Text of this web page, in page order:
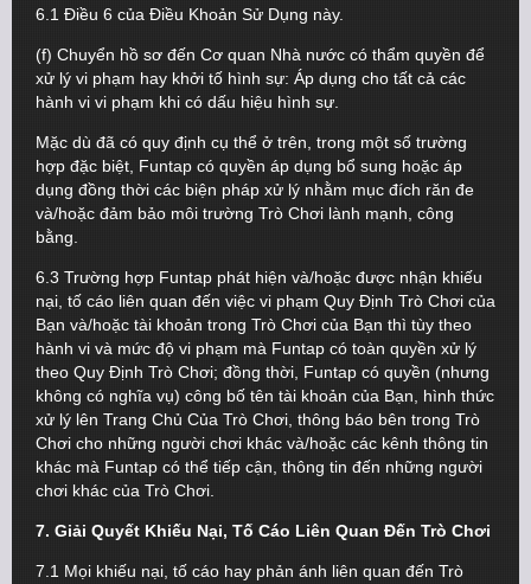
6.1 Điều 6 của Điều Khoản Sử Dụng này.
(f) Chuyển hồ sơ đến Cơ quan Nhà nước có thẩm quyền để
xử lý vi phạm hay khởi tố hình sự: Áp dụng cho tất cả các
hành vi vi phạm khi có dấu hiệu hình sự.
Mặc dù đã có quy định cụ thể ở trên, trong một số trường
hợp đặc biệt, Funtap có quyền áp dụng bổ sung hoặc áp
dụng đồng thời các biện pháp xử lý nhằm mục đích răn đe
và/hoặc đảm bảo môi trường Trò Chơi lành mạnh, công
bằng.
6.3 Trường hợp Funtap phát hiện và/hoặc được nhận khiếu
nại, tố cáo liên quan đến việc vi phạm Quy Định Trò Chơi của
Bạn và/hoặc tài khoản trong Trò Chơi của Bạn thì tùy theo
hành vi và mức độ vi phạm mà Funtap có toàn quyền xử lý
theo Quy Định Trò Chơi; đồng thời, Funtap có quyền (nhưng
không có nghĩa vụ) công bố tên tài khoản của Bạn, hình thức
xử lý lên Trang Chủ Của Trò Chơi, thông báo bên trong Trò
Chơi cho những người chơi khác và/hoặc các kênh thông tin
khác mà Funtap có thể tiếp cận, thông tin đến những người
chơi khác của Trò Chơi.
7. Giải Quyết Khiếu Nại, Tố Cáo Liên Quan Đến Trò Chơi
7.1 Mọi khiếu nại, tố cáo hay phản ánh liên quan đến Trò